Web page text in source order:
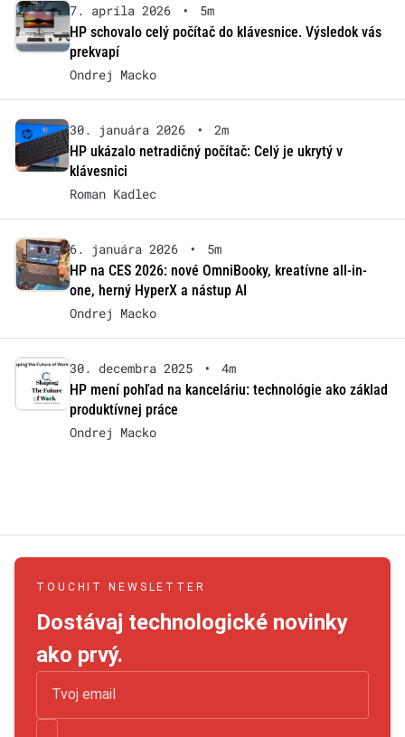
7. apríla 2026 •
5m
HP schovalo celý počítač do klávesnice. Výsledok vás
prekvapí
Ondrej Macko
30. januára 2026 •
2m
HP ukázalo netradičný počítač: Celý je ukrytý v
klávesnici
Roman Kadlec
6. januára 2026 •
5m
HP na CES 2026: nové OmniBooky, kreatívne all-in-
one, herný HyperX a nástup AI
Ondrej Macko
30. decembra 2025 •
4m
HP mení pohľad na kanceláriu: technológie ako základ
produktívnej práce
Ondrej Macko
TOUCHIT NEWSLETTER
Dostávaj technologické novinky
ako prvý.